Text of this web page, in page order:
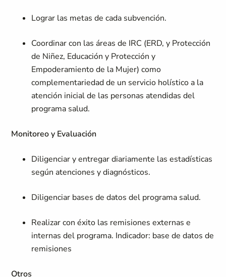
Lograr las metas de cada subvención.
Coordinar con las áreas de IRC (ERD, y Protección
de Niñez, Educación y Protección y
Empoderamiento de la Mujer) como
complementariedad de un servicio holístico a la
atención inicial de las personas atendidas del
programa salud.
Monitoreo y Evaluación
Diligenciar y entregar diariamente las estadísticas
según atenciones y diagnósticos.
Diligenciar bases de datos del programa salud.
Realizar con éxito las remisiones externas e
internas del programa. Indicador: base de datos de
remisiones
Otros